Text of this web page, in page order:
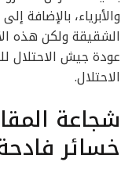
والأبرياء، بالإضافة
الشقيقة ولكن هذه
عودة جيش الاحتلال
الاحتلال.
شجاعة
خسائر